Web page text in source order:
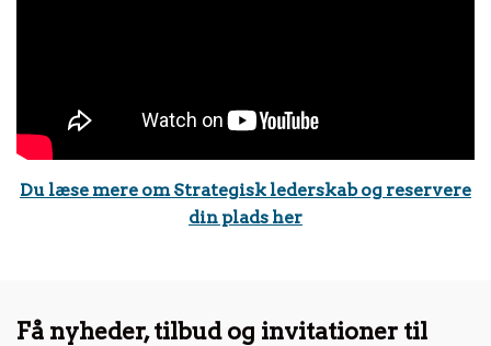
Du læse mere om Strategisk lederskab og reservere
din plads her
Få nyheder, tilbud og invitationer til